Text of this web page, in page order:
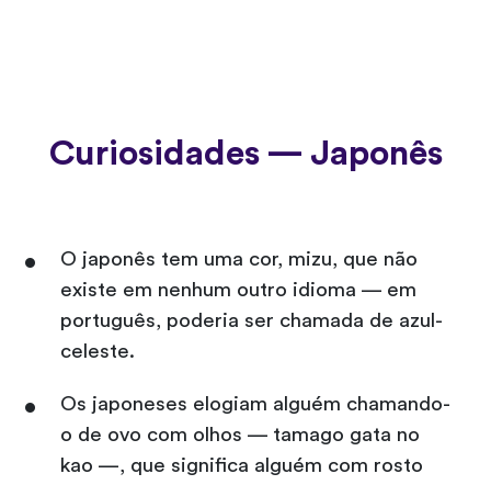
Curiosidades — Japonês
O japonês tem uma cor, mizu, que não
existe em nenhum outro idioma — em
português, poderia ser chamada de azul-
celeste.
Os japoneses elogiam alguém chamando-
o de ovo com olhos — tamago gata no
kao —, que significa alguém com rosto